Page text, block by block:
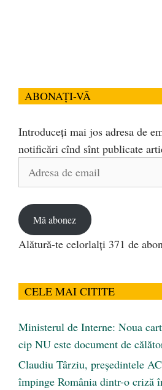
ABONAȚI-VĂ
Introduceți mai jos adresa de
notificări cînd sînt publicate
Adresa
Mă abonez
Alătură-te celorlalți 371 de
CELE MAI CITITE
Ministerul de Interne: Noua
cip NU este document de
Claudiu Târziu, președintele
împinge România dintr-o criză